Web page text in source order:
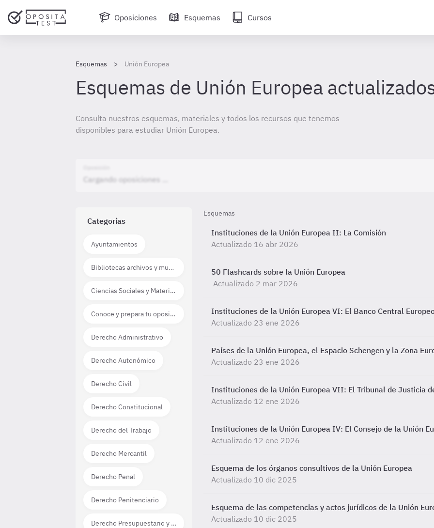
Oposiciones Esquemas Cursos
Esquemas Unión Europea
Esquemas de Unión Europea
Consulta nuestros esquemas, materiales y todos los recursos que tenemos
disponibles para estudiar Unión Europea.
Categorías
Ayuntamientos
Bibliotecas archivos y museos
Ciencias Sociales y Materias técnico científicas
Conoce y prepara tu oposición
Derecho Administrativo
Derecho Autonómico
Derecho Civil
Derecho Constitucional
Derecho del Trabajo
Derecho Mercantil
Derecho Penal
Derecho Penitenciario
Derecho Presupuestario y Financiero
Esquemas
Instituciones de la Unión Europea II: La Comisión
Actualizado 16 abr 2026
50 Flashcards sobre la Unión Europea
Actualizado 2 mar 2026
Instituciones de la Unión Europea VI: El Banco Central
Actualizado 23 ene 2026
Países de la Unión Europea, el Espacio Schengen y la Zona
Actualizado 23 ene 2026
Instituciones de la Unión Europea VII: El Tribunal de Justicia
Actualizado 12 ene 2026
Instituciones de la Unión Europea IV: El Consejo de la Unión
Actualizado 12 ene 2026
Esquema de los órganos consultivos de la Unión Europea
Actualizado 10 dic 2025
Esquema de las competencias y actos jurídicos de la Unión
Actualizado 10 dic 2025